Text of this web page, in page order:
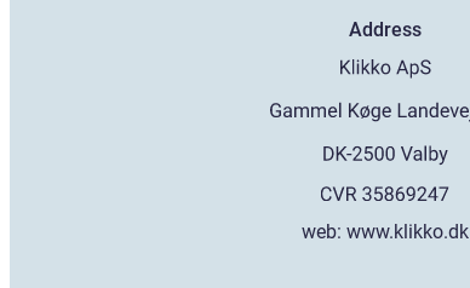
Address
web:www.klikko.dk